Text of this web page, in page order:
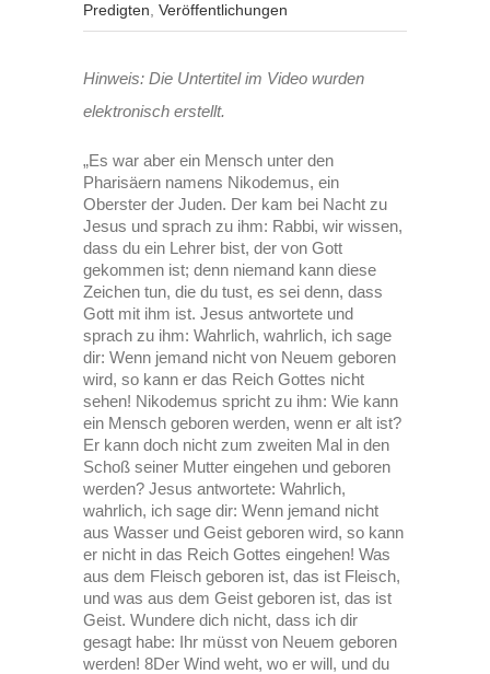
Predigten ,Veröffentlichungen
Hinweis: Die Untertitel im Video wurden
elektronisch erstellt.
„Es war aber ein Mensch unter den
Pharisäern namens Nikodemus, ein
Oberster der Juden. Der kam bei Nacht zu
Jesus und sprach zu ihm: Rabbi, wir wissen,
dass du ein Lehrer bist, der von Gott
gekommen ist; denn niemand kann diese
Zeichen tun, die du tust, es sei denn, dass
Gott mit ihm ist. Jesus antwortete und
sprach zu ihm: Wahrlich, wahrlich, ich sage
dir: Wenn jemand nicht von Neuem geboren
wird, so kann er das Reich Gottes nicht
sehen! Nikodemus spricht zu ihm: Wie kann
ein Mensch geboren werden, wenn er alt ist?
Er kann doch nicht zum zweiten Mal in den
Schoß seiner Mutter eingehen und geboren
werden? Jesus antwortete: Wahrlich,
wahrlich, ich sage dir: Wenn jemand nicht
aus Wasser und Geist geboren wird, so kann
er nicht in das Reich Gottes eingehen! Was
aus dem Fleisch geboren ist, das ist Fleisch,
und was aus dem Geist geboren ist, das ist
Geist. Wundere dich nicht, dass ich dir
gesagt habe: Ihr müsst von Neuem geboren
werden! 8Der Wind weht, wo er will, und du